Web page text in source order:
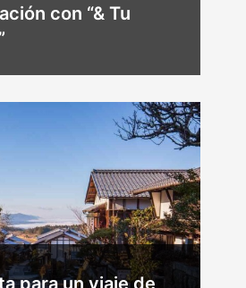
con “& Tu
para un viaje de